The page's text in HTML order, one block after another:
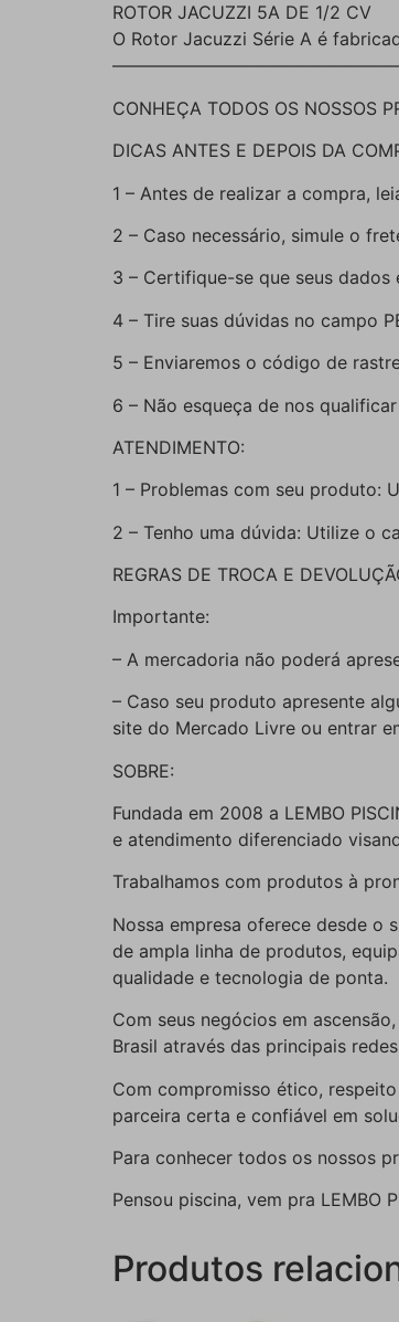
ROTOR JACUZZI 5A DE 1/2 CV
O Rotor Jacuzzi Série A é
CONHEÇA TODOS OS NOSSOS
DICAS ANTES E DEPOIS DA
1 – Antes de realizar a compra,
2 – Caso necessário, simule o
3 – Certifique-se que seus
4 – Tire suas dúvidas no campo
5 – Enviaremos o código de
6 – Não esqueça de nos
ATENDIMENTO:
1 – Problemas com seu produto:
2 – Tenho uma dúvida: Utilize o
REGRAS DE TROCA E
Importante:
– A mercadoria não poderá
– Caso seu produto apresente
site do Mercado Livre ou entrar
SOBRE:
Fundada em 2008 a LEMBO
e atendimento diferenciado
Trabalhamos com produtos à
Nossa empresa oferece desde o
de ampla linha de produtos,
qualidade e tecnologia de ponta.
Com seus negócios em
Brasil através das principais
Com compromisso ético,
parceira certa e confiável em
Para conhecer todos os nossos
Pensou piscina, vem pra LEMBO
Produtos